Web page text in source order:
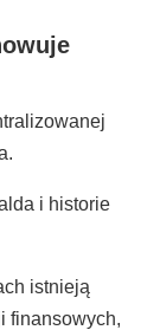
i historie
istnieją
finansowych,